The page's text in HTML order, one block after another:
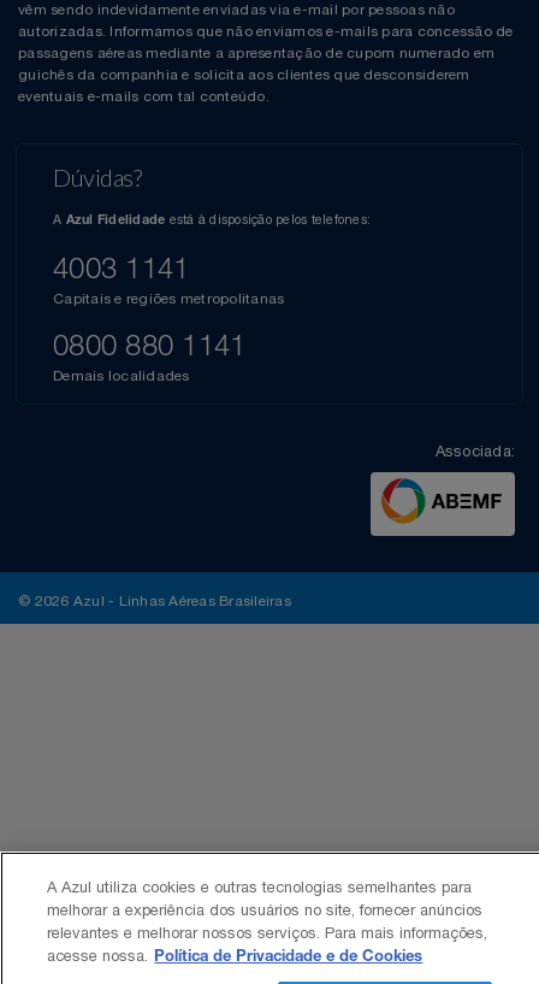
vêm sendo indevidamente enviadas via e-mail por pessoas não
autorizadas. Informamos que não enviamos e-mails para concessão de
passagens aéreas mediante a apresentação de cupom numerado em
guichês da companhia e solicita aos clientes que desconsiderem
eventuais e-mails com tal conteúdo.
Dúvidas?
A Azul Fidelidade está à disposição pelos telefones:
4003 1141
Capitais e regiões metropolitanas
0800 880 1141
Demais localidades
Associada:
© 2026 Azul - Linhas Aéreas Brasileiras
A Azul utiliza cookies e outras tecnologias semelhantes para
melhorar a experiência dos usuários no site, fornecer anúncios
relevantes e melhorar nossos serviços. Para mais informações,
acesse nossa. Política de Privacidade e de Cookies